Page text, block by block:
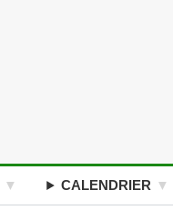
CALENDRIER